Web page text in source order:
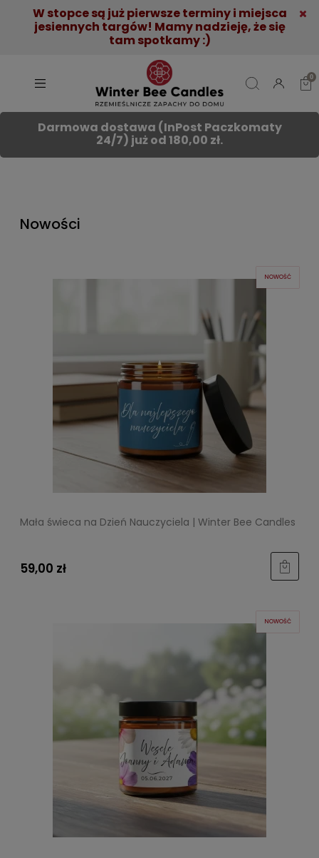
W stopce są już pierwsze terminy i miejsca
jesiennych targów! Mamy nadzieję, że się
tam spotkamy :)
Darmowa dostawa (InPost Paczkomaty
24/7) już od 180,00 zł.
Nowości
Mała świeca na Dzień Nauczyciela | Winter Bee Candles
59,00 zł
NOWOŚĆ
NOWOŚĆ